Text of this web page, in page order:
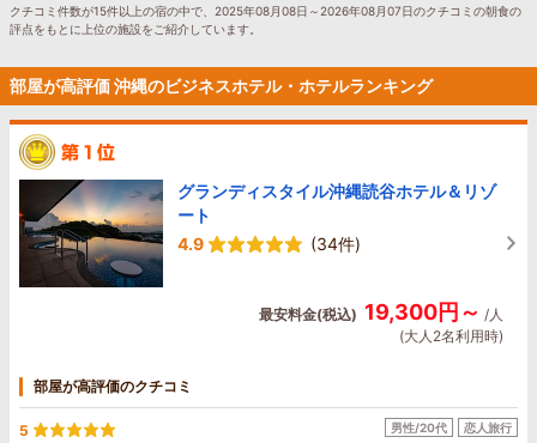
クチコミ件数が15件以上の宿の中で、2025年08月08日～2026年08月07日のクチコミの朝食の
評点をもとに上位の施設をご紹介しています。
部屋が高評価 沖縄のビジネスホテル・ホテルランキング
グランディスタイル沖縄読谷ホテル＆リゾ
ート
4.9
(34件)
最安料金(税込) 19,300円～ /人
(大人2名利用時)
部屋が高評価のクチコミ
5 男性/20代 恋人旅行